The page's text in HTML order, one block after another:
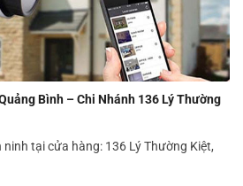
Bình – Chi Nhánh 136 Lý Thường
tại cửa hàng: 136 Lý Thường Kiệt,